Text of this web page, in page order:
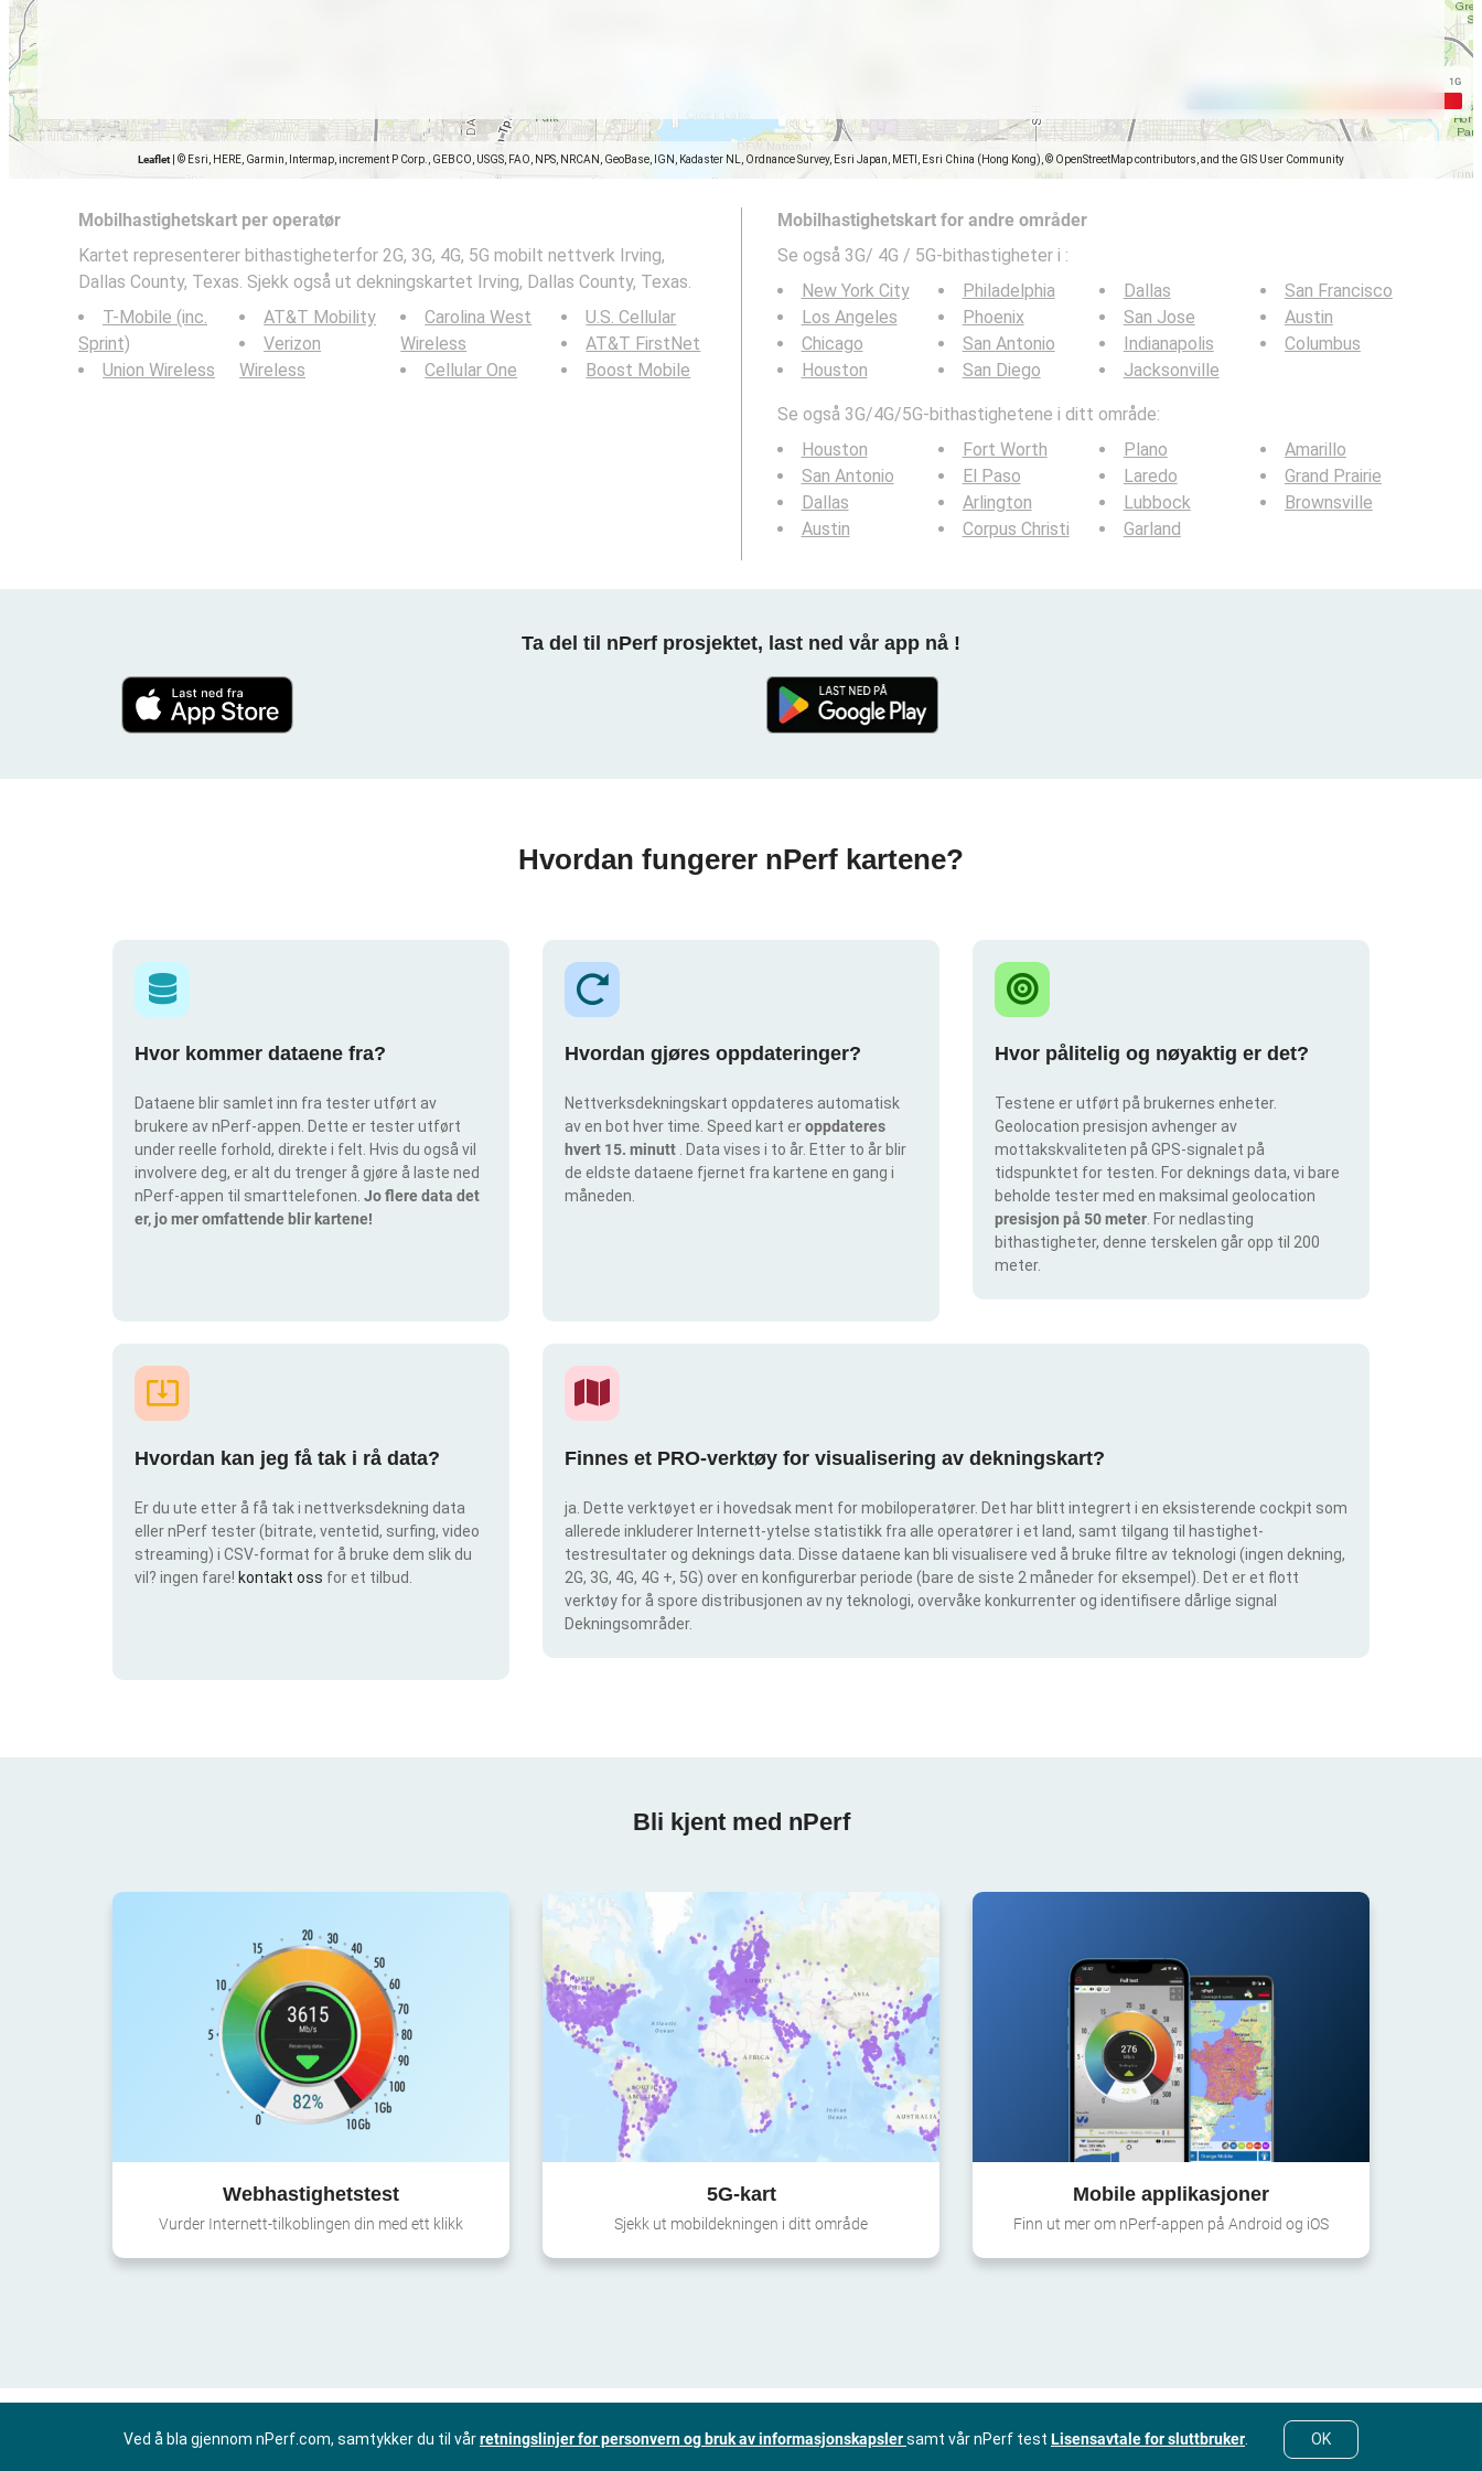
Leaflet © Esri, HERE, Garmin, Intermap, increment P Corp., GEBCO, USGS, FAO, NPS, NRCAN, GeoBase, IGN, Kadaster NL, Ordnance Survey, Esri Japan, METI, Esri China (Hong Kong), © OpenStreetMap contributors, and the GIS User Community
Mobilhastighetskart per operatør
Kartet representerer bithastigheterfor 2G, 3G, 4G, 5G mobilt nettverk Irving,
Dallas County, Texas. Sjekk også ut dekningskartet Irving, Dallas County, Texas.
T-Mobile (inc.
Sprint)
Union Wireless
AT&T Mobility
Verizon
Wireless
Carolina West
Wireless
Cellular One
U.S. Cellular
AT&T FirstNet
Boost Mobile
Mobilhastighetskart for andre områder
Se også 3G/ 4G / 5G-bithastigheter i :
New York City
Los Angeles
Chicago
Houston
Philadelphia
Phoenix
San Antonio
San Diego
Dallas
San Jose
Indianapolis
Jacksonville
San Francisco
Austin
Columbus
Se også 3G/4G/5G-bithastighetene i ditt område:
Houston
San Antonio
Dallas
Austin
Fort Worth
El Paso
Arlington
Corpus Christi
Plano
Laredo
Lubbock
Garland
Amarillo
Grand Prairie
Brownsville
Ta del til nPerf prosjektet, last ned vår app nå !
Hvordan fungerer nPerf kartene?
Hvor kommer dataene fra?
Dataene blir samlet inn fra tester utført av
brukere av nPerf-appen. Dette er tester utført
under reelle forhold, direkte i felt. Hvis du også vil
involvere deg, er alt du trenger å gjøre å laste ned
nPerf-appen til smarttelefonen. Jo flere data det
er, jo mer omfattende blir kartene!
Hvordan gjøres oppdateringer?
Nettverksdekningskart oppdateres automatisk
av en bot hver time. Speed kart eroppdateres
hvert 15. minutt . Data vises i to år. Etter to år blir
de eldste dataene fjernet fra kartene en gang i
måneden.
Hvor pålitelig og nøyaktig er det?
Testene er utført på brukernes enheter.
Geolocation presisjon avhenger av
mottakskvaliteten på GPS-signalet på
tidspunktet for testen. For deknings data, vi bare
beholde tester med en maksimal geolocation
presisjon på 50 meter . For nedlasting
bithastigheter, denne terskelen går opp til 200
meter.
Hvordan kan jeg få tak i rå data?
Er du ute etter å få tak i nettverksdekning data
eller nPerf tester (bitrate, ventetid, surfing, video
streaming) i CSV-format for å bruke dem slik du
vil? ingen fare! kontakt oss for et tilbud.
Finnes et PRO-verktøy for visualisering av dekningskart?
ja. Dette verktøyet er i hovedsak ment for mobiloperatører. Det har blitt integrert i en eksisterende cockpit som
allerede inkluderer Internett-ytelse statistikk fra alle operatører i et land, samt tilgang til hastighet-
testresultater og deknings data. Disse dataene kan bli visualisere ved å bruke filtre av teknologi (ingen dekning,
2G, 3G, 4G, 4G +, 5G) over en konfigurerbar periode (bare de siste 2 måneder for eksempel). Det er et flott
verktøy for å spore distribusjonen av ny teknologi, overvåke konkurrenter og identifisere dårlige signal
Dekningsområder.
Bli kjent med nPerf
Webhastighetstest
Vurder Internett-tilkoblingen din med ett klikk
5G-kart
Sjekk ut mobildekningen i ditt område
Mobile applikasjoner
Finn ut mer om nPerf-appen på Android og iOS
Ved å bla gjennom nPerf.com, samtykker du til vårretningslinjer for personvern og bruk av informasjonskapslersamt vår nPerf test Lisensavtale for sluttbruker OK